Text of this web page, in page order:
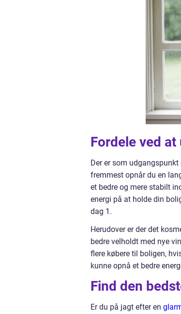
Fordele ved
Der er som
fremmest opnår du en
et bedre og mere stabilt
energi på at holde din
dag 1.
Herudover er der det
bedre velholdt med nye
flere købere til boligen,
kunne opnå et bedre
Find den
Er du på jagt efter en